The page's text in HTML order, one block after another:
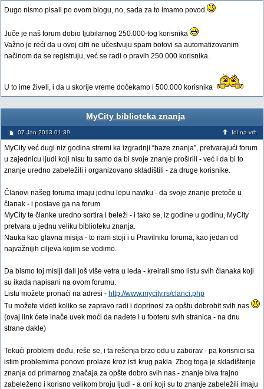
Dugo nismo pisali po ovom blogu, no, sada za to imamo povod
Juče je naš forum dobio ljubilarnog 250.000-tog korisnika
Važno je reći da u ovoj cifri ne učestvuju spam botovi sa automatizovanim
načinom da se registruju, već se radi o pravih 250.000 korisnika.
U to ime živeli, i da u skorije vreme dočekamo i 500.000 korisnika
MyCity biblioteka znanja
07 Jan 2013 01:39 Idi na vrh
MyCity već dugi niz godina stremi ka izgradnji “baze znanja”, pretvarajući forum
u zajednicu ljudi koji nisu tu samo da bi svoje znanje proširili - već i da bi to
znanje uredno zabeležili i organizovano skladištili - za druge korisnike.
Članovi našeg foruma imaju jednu lepu naviku - da svoje znanje pretoče u
članak - i postave ga na forum.
MyCity te članke uredno sortira i beleži - i tako se, iz godine u godinu, MyCity
pretvara u jednu veliku biblioteku znanja.
Nauka kao glavna misija - to nam stoji i u Pravilniku foruma, kao jedan od
najvažnijih ciljeva kojim se vodimo.
Da bismo toj misiji dali još više vetra u leđa - kreirali smo listu svih članaka koji
su ikada napisani na ovom forumu.
Listu možete pronaći na adresi - http://www.mycity.rs/clanci.php
Tu možete videti koliko se zapravo radi i doprinosi za opštu dobrobit svih nas
(ovaj link ćete inače uvek moći da nađete i u footeru svih stranica - na dnu
strane dakle)
Tekući problemi dođu, reše se, i ta rešenja brzo odu u zaborav - pa korisnici sa
istim problemima ponovo prolaze kroz isti krug pakla. Zbog toga je skladištenje
znanja od primarnog značaja za opšte dobro svih nas - znanje biva trajno
zabeleženo i korisno velikom broju ljudi - a oni koji su to znanje zabeležili imaju